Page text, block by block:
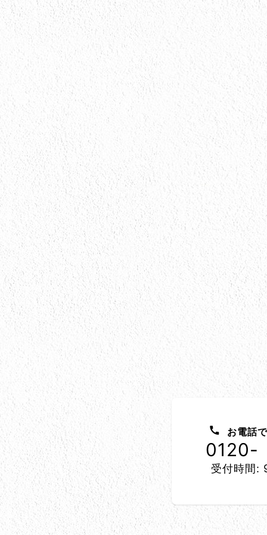
お問い合わせ方法
お電話
0120-
受付時間:
所在地